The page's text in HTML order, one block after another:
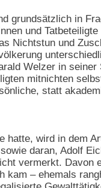
grundsätzlich in
und
Nichtstun und
Welzer in seiner
mitnichten
statt
hatte, wird in dem
daran, Adolf
vermerkt. Davon
kam – ehemals